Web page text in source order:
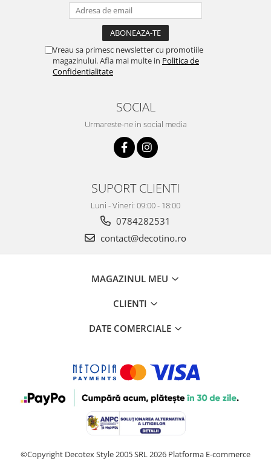
Vreau sa primesc newsletter cu promotiile
magazinului. Afla mai multe in Politica de
Confidentialitate
SOCIAL
Urmareste-ne in social media
SUPORT CLIENTI
Luni - Vineri: 09:00 - 18:00
0784282531
contact@decotino.ro
MAGAZINUL MEU
CLIENTI
DATE COMERCIALE
©Copyright Decotex Style 2005 SRL 2026 Platforma E-commerce